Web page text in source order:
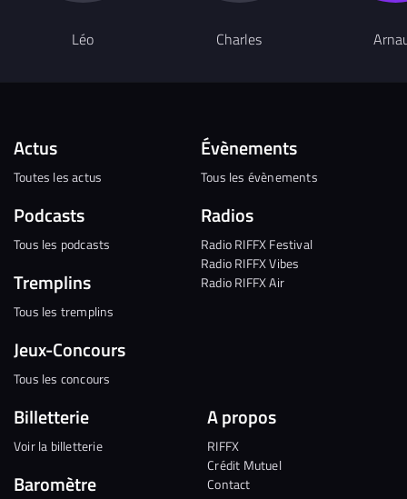
Léo Charles
Actus
Toutes les actus
Podcasts
Tous les podcasts
Tremplins
Tous les tremplins
Jeux-Concours
Tous les concours
Évènements
Tous les évènements
Radios
Radio RIFFX Festival
Radio RIFFX Vibes
Radio RIFFX Air
Billetterie
Voir la billetterie
Baromètre
A propos
RIFFX
Crédit Mutuel
Contact